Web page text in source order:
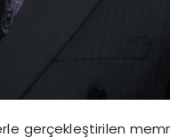
gerçekleştirilen